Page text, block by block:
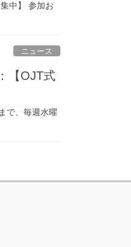
中】 参加お
ニュース
【OJT式
で、毎週水曜